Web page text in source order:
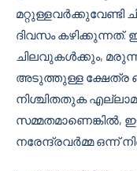
ദിവസം
ചിലവുകൾക്കും,
അടുത്തുള്ള ക്ഷേത്ര
നിശ്ചിതതുക
സമ്മതമാണെങ്കിൽ, ഈ
നരേന്ദ്രവർമ്മ ഒന്ന്